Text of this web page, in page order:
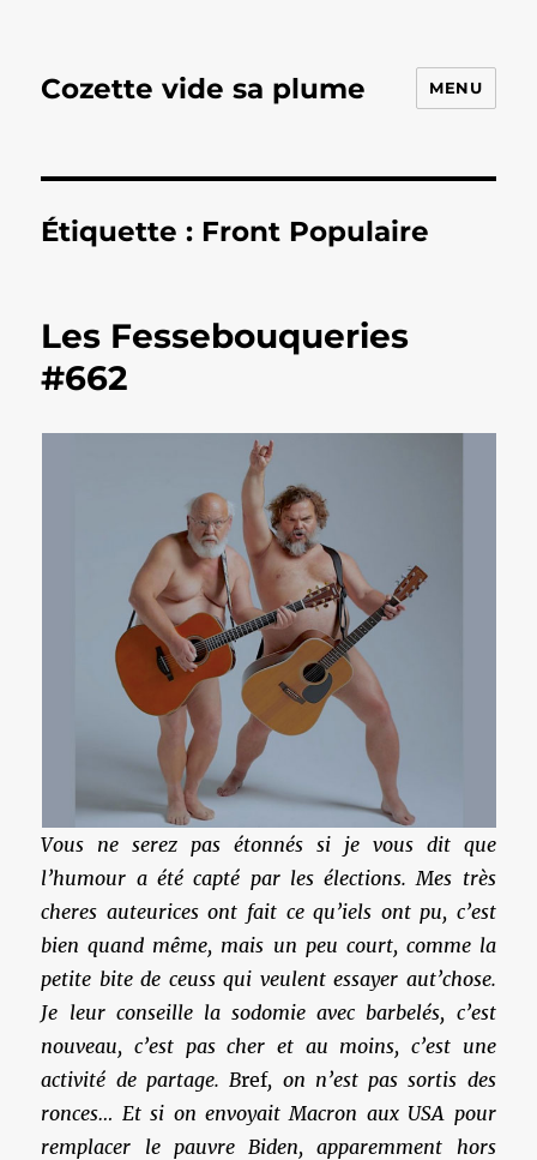
Cozette vide sa plume MENU
Étiquette : Front Populaire
Les Fessebouqueries
#662
Vous ne serez pas étonnés si je vous dit que
l’humour a été capté par les élections. Mes très
cheres auteurices ont fait ce qu’iels ont pu, c’est
bien quand même, mais un peu court, comme la
petite bite de ceuss qui veulent essayer aut’chose.
Je leur conseille la sodomie avec barbelés, c’est
nouveau, c’est pas cher et au moins, c’est une
activité de partage. Bref, on n’est pas sortis des
ronces… Et si on envoyait Macron aux USA pour
remplacer le pauvre Biden, apparemment hors